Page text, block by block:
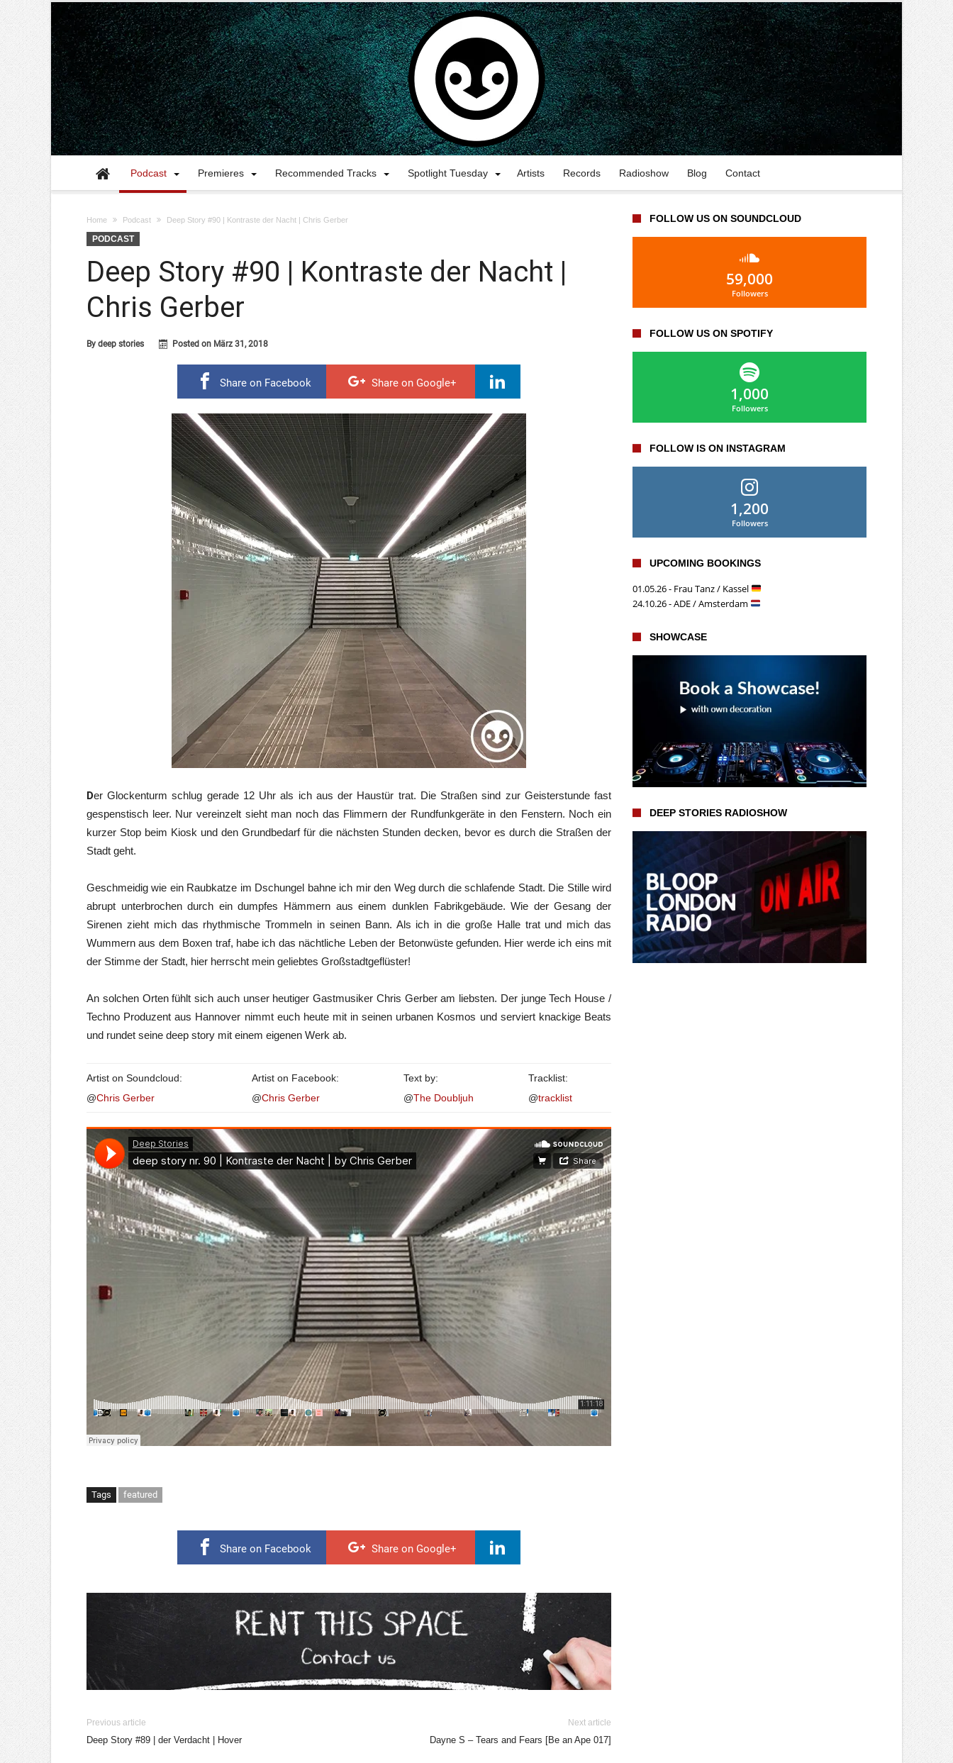
Podcast Premieres Recommended Tracks Spotlight Tuesday Artists Records Radioshow Blog Contact
Home Podcast Deep Story #90 | Kontraste der Nacht | Chris Gerber
PODCAST
Deep Story #90 | Kontraste der Nacht |
Chris Gerber
By deep stories Posted on März 31, 2018
Share on Facebook Share on Google+
Der Glockenturm schlug gerade 12 Uhr als ich aus der Haustür trat. Die Straßen sind zur Geisterstunde fast
gespenstisch leer. Nur vereinzelt sieht man noch das Flimmern der Rundfunkgeräte in den Fenstern. Noch ein
kurzer Stop beim Kiosk und den Grundbedarf für die nächsten Stunden decken, bevor es durch die Straßen der
Stadt geht.
Geschmeidig wie ein Raubkatze im Dschungel bahne ich mir den Weg durch die schlafende Stadt. Die Stille wird
abrupt unterbrochen durch ein dumpfes Hämmern aus einem dunklen Fabrikgebäude. Wie der Gesang der
Sirenen zieht mich das rhythmische Trommeln in seinen Bann. Als ich in die große Halle trat und mich das
Wummern aus dem Boxen traf, habe ich das nächtliche Leben der Betonwüste gefunden. Hier werde ich eins mit
der Stimme der Stadt, hier herrscht mein geliebtes Großstadtgeflüster!
An solchen Orten fühlt sich auch unser heutiger Gastmusiker Chris Gerber am liebsten. Der junge Tech House /
Techno Produzent aus Hannover nimmt euch heute mit in seinen urbanen Kosmos und serviert knackige Beats
und rundet seine deep story mit einem eigenen Werk ab.
Artist on Soundcloud:
@Chris Gerber
Artist on Facebook:
@Chris Gerber
Text by:
@The Doubljuh
Tracklist:
@tracklist
Tags featured
Share on Facebook Share on Google+
Previous article
Deep Story #89 | der Verdacht | Hover
Next article
Dayne S – Tears and Fears [Be an Ape 017]
FOLLOW US ON SOUNDCLOUD
59,000
Followers
FOLLOW US ON SPOTIFY
1,000
Followers
FOLLOW IS ON INSTAGRAM
1,200
Followers
UPCOMING BOOKINGS
01.05.26 - Frau Tanz / Kassel
24.10.26 - ADE / Amsterdam
SHOWCASE
DEEP STORIES RADIOSHOW